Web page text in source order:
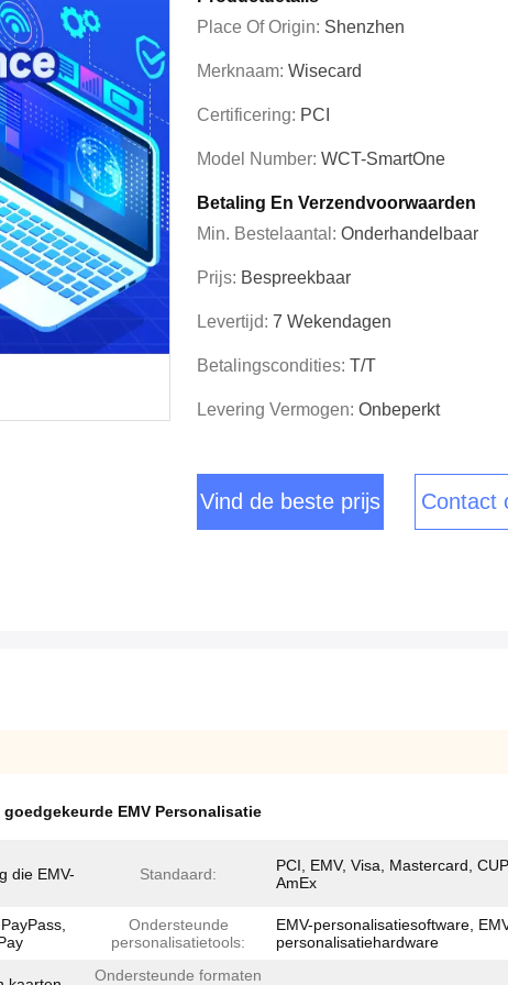
Place Of Origin: Shenzhen
Merknaam: Wisecard
Certificering: PCI
Model Number: WCT-SmartOne
Betaling En Verzendvoorwaarden
Min. Bestelaantal: Onderhandelbaar
Prijs: Bespreekbaar
Levertijd: 7 Wekendagen
Betalingscondities: T/T
Levering Vermogen: Onbeperkt
Vind de beste prijs Contact
goedgekeurde EMV Personalisatie
die EMV-
Standaard:
PCI, EMV, Visa, Mastercard,
AmEx
Ondersteunde
personalisatietools:
EMV-personalisatiesoftware,
personalisatiehardware
Ondersteunde formaten